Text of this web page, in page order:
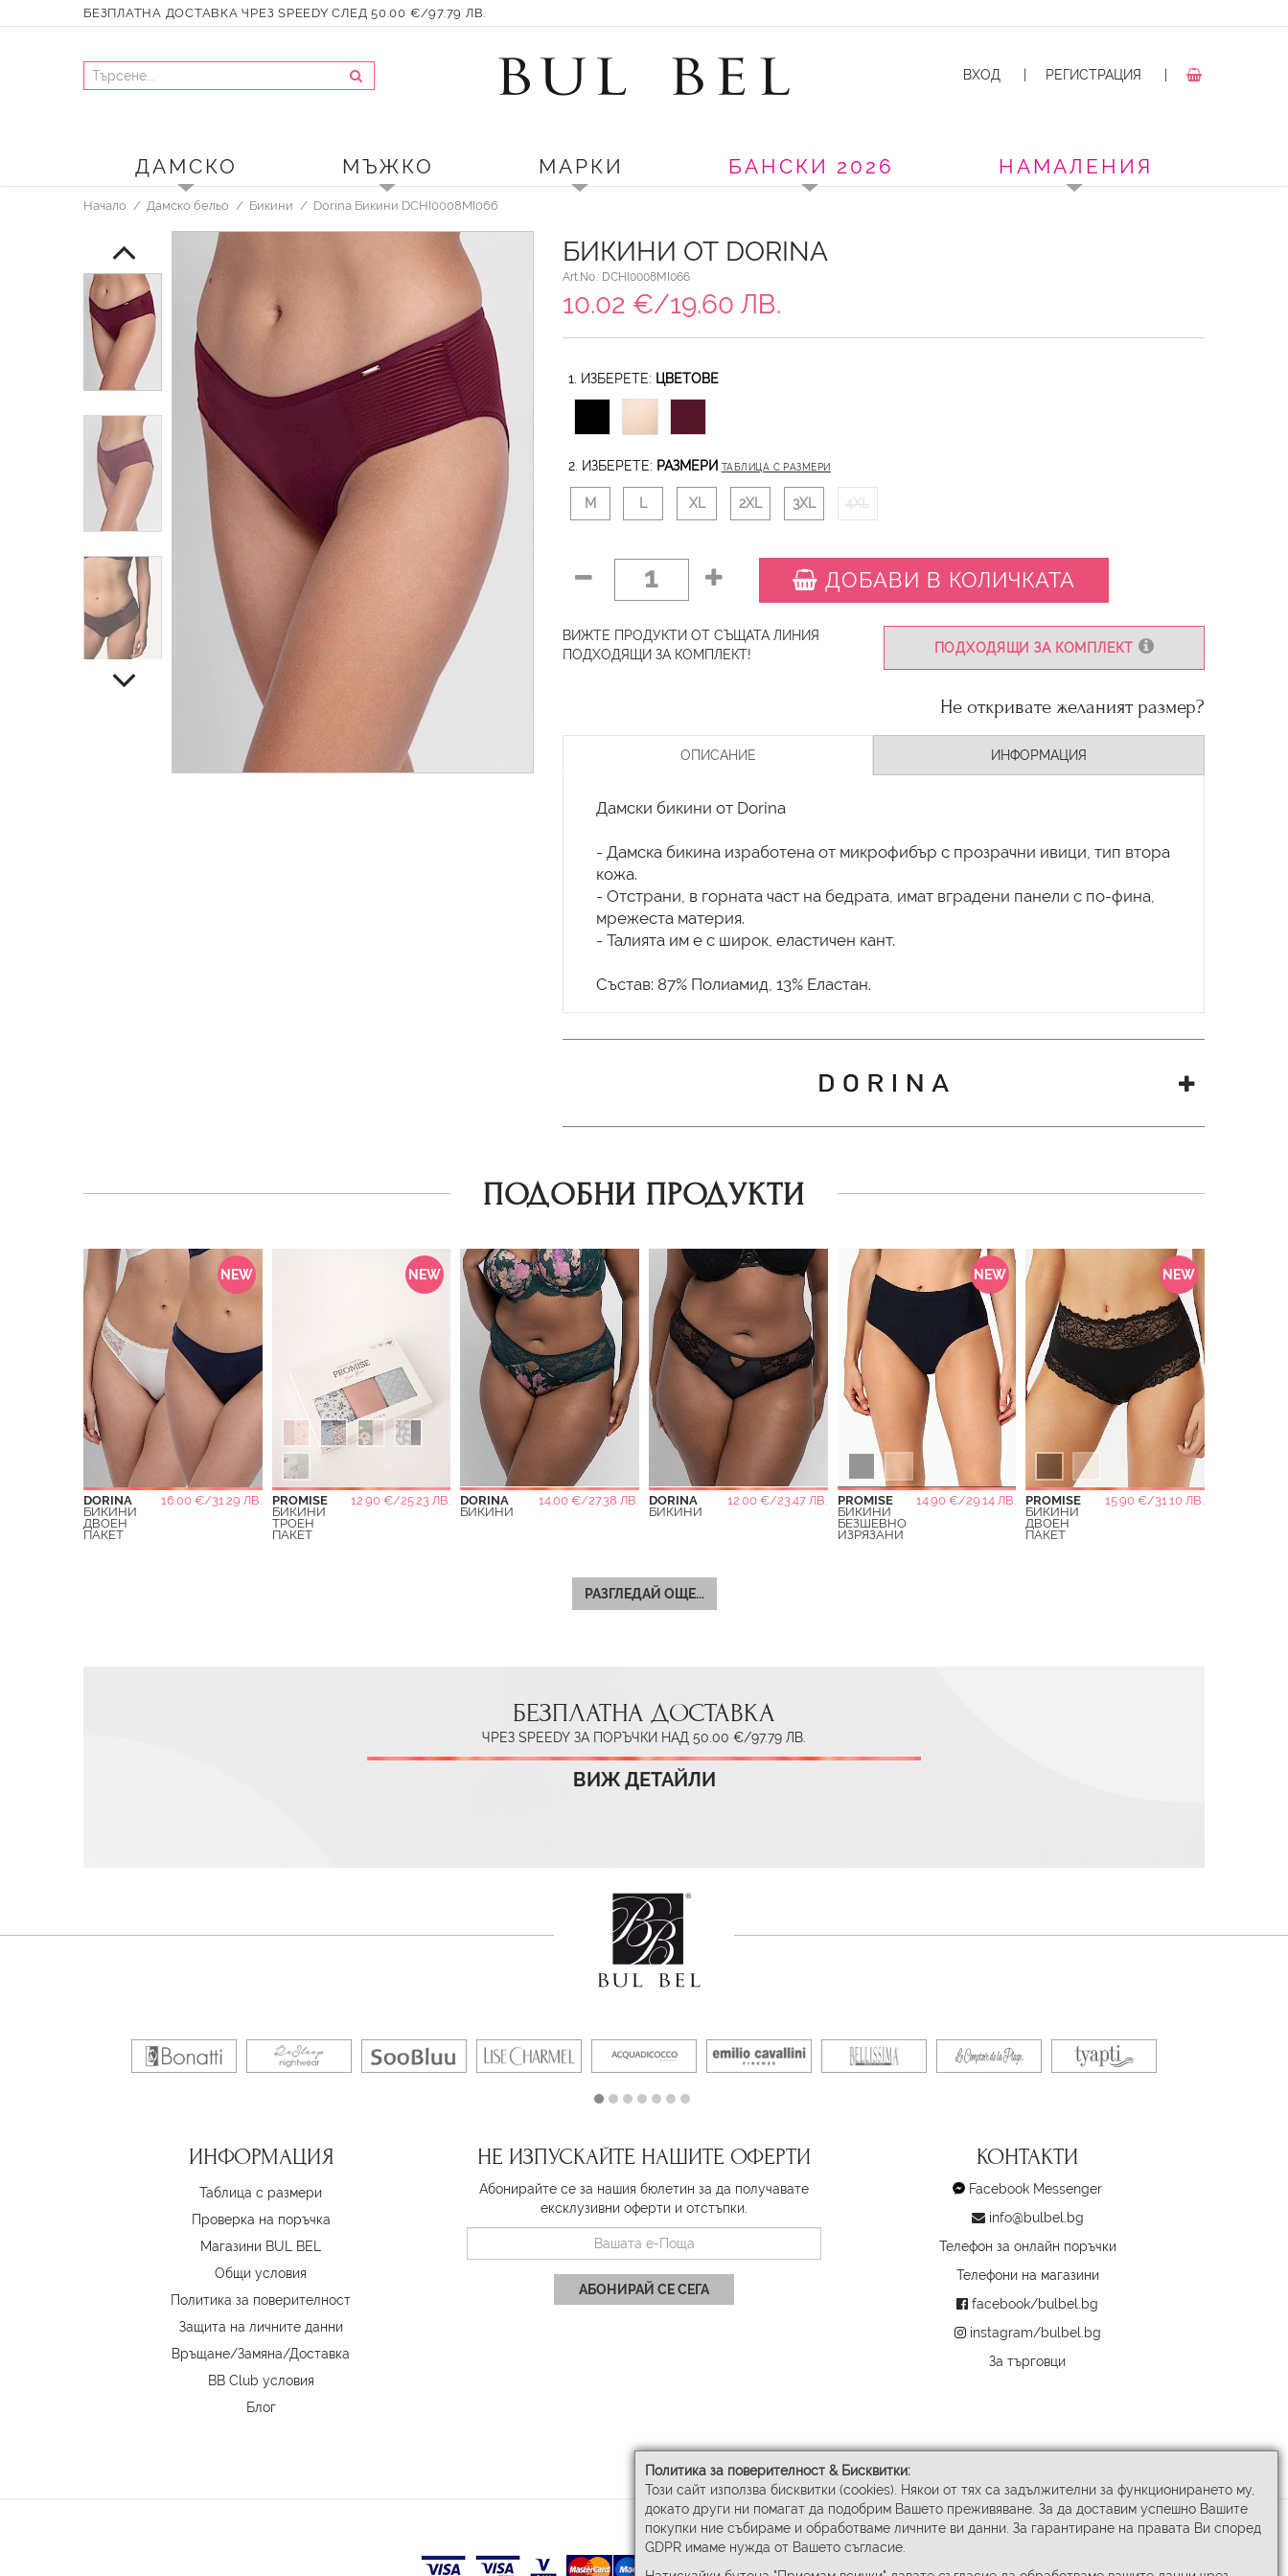
Политика за поверителност & Бисквитки:
Този сайт използва бисквитки (cookies). Някои от тях са задължителни за функционирането му,
докато други ни помагат да подобрим Вашето преживяване. За да доставим успешно Вашите
покупки ние събираме и обработваме личните ви данни. За гарантиране на правата Ви според
GDPR имаме нужда от Вашето съгласие.
БЕЗПЛАТНА ДОСТАВКА ЧРЕЗ SPEEDY СЛЕД 50.00 €/97.79 ЛВ.
ВХОД РЕГИСТРАЦИЯ
ДАМСКО МЪЖКО МАРКИ БАНСКИ 2026 НАМАЛЕНИЯ
Начало Дамско бельо Бикини Dorina Бикини DCHI0008MI066
БИКИНИ ОТ DORINA
Art.No.: DCHI0008MI066
10.02 €/19.60 ЛВ.
1. ИЗБЕРЕТЕ: ЦВЕТОВЕ
2. ИЗБЕРЕТЕ: РАЗМЕРИ ТАБЛИЦА С РАЗМЕРИ
M L XL 2XL 3XL 4XL
1 ДОБАВИ В КОЛИЧКАТА
ПОДХОДЯЩИ ЗА КОМПЛЕКТ
ВИЖТЕ ПРОДУКТИ ОТ СЪЩАТА ЛИНИЯ
ПОДХОДЯЩИ ЗА КОМПЛЕКТ!
Не откривате желаният размер?
ОПИСАНИЕ ИНФОРМАЦИЯ
Дамски бикини от Dorina
- Дамска бикина изработена от микрофибър с прозрачни ивици, тип втора
кожа.
- Отстрани, в горната част на бедрата, имат вградени панели с по-фина,
мрежеста материя.
- Талията им е с широк, еластичен кант.
Състав: 87% Полиамид, 13% Еластан.
ПОДОБНИ ПРОДУКТИ
NEW
DORINA
16.00 €/31.29 ЛВ.
БИКИНИ
ДВОЕН
ПАКЕТ
NEW
PROMISE
12.90 €/25.23 ЛВ.
БИКИНИ
ТРОЕН
ПАКЕТ
DORINA
14.00 €/27.38 ЛВ.
БИКИНИ
DORINA
12.00 €/23.47 ЛВ.
БИКИНИ
NEW
PROMISE
14.90 €/29.14 ЛВ.
БИКИНИ
БЕЗШЕВНО
ИЗРЯЗАНИ
NEW
PROMISE
15.90 €/31.10 ЛВ.
БИКИНИ
ДВОЕН
ПАКЕТ
РАЗГЛЕДАЙ ОЩЕ...
БЕЗПЛАТНА ДОСТАВКА
ЧРЕЗ SPEEDY ЗА ПОРЪЧКИ НАД 50.00 €/97.79 ЛВ.
ВИЖ ДЕТАЙЛИ
ИНФОРМАЦИЯ
Таблица с размери
Проверка на поръчка
Магазини BUL BEL
Oбщи условия
Политика за поверителност
Защита на личните данни
Връщане/Замяна/Доставка
BB Club условия
Блог
НЕ ИЗПУСКАЙТЕ НАШИТЕ ОФЕРТИ
Абонирайте се за нашия бюлетин за да получавате
ексклузивни оферти и отстъпки.
АБОНИРАЙ СЕ СЕГА
КОНТАКТИ
Facebook Messenger
info@bulbel.bg
Телефон за онлайн поръчки
Телефони на магазини
facebook/bulbel.bg
instagram/bulbel.bg
За търговци